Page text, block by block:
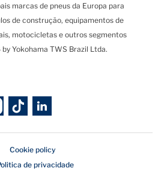
marcas de pneus da Europa para
de construção, equipamentos de
motocicletas e outros segmentos
Yokohama TWS Brazil Ltda.
Cookie policy
de privacidade